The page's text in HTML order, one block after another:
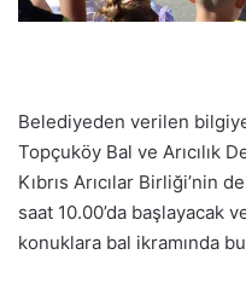
Belediyeden verilen
Topçuköy Bal ve Arıcılık
Kıbrıs Arıcılar Birliği’nin
saat 10.00’da başlayacak
konuklara bal ikramında